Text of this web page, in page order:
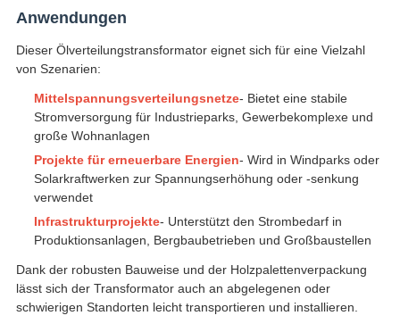
Anwendungen
Dieser Ölverteilungstransformator eignet sich für eine Vielzahl
von Szenarien:
Mittelspannungsverteilungsnetze- Bietet eine stabile
Stromversorgung für Industrieparks, Gewerbekomplexe und
große Wohnanlagen
Projekte für erneuerbare Energien- Wird in Windparks oder
Solarkraftwerken zur Spannungserhöhung oder -senkung
verwendet
Infrastrukturprojekte- Unterstützt den Strombedarf in
Produktionsanlagen, Bergbaubetrieben und Großbaustellen
Dank der robusten Bauweise und der Holzpalettenverpackung
lässt sich der Transformator auch an abgelegenen oder
schwierigen Standorten leicht transportieren und installieren.